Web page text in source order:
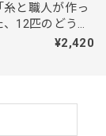
糸と職人が作っ
、12匹のどうぶ
たち。 人気の
¥2,420